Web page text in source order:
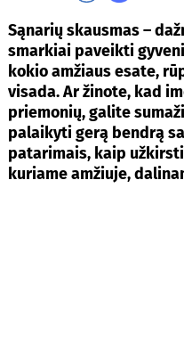
Sąnarių skausmas –
smarkiai paveikti
kokio amžiaus esate,
visada. Ar žinote, kad
priemonių, galite
palaikyti gerą bendrą
patarimais, kaip
kuriame amžiuje,